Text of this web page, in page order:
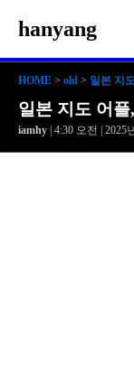
hanyang
HOME > old > 일본 지
일본 지도 어
iamhy | 4:30 오전 | 2025